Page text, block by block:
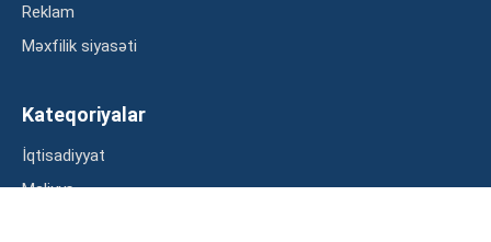
Reklam
Məxfilik siyasəti
Kateqoriyalar
İqtisadiyyat
Maliyyə